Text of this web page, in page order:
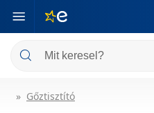
Gőztisztító